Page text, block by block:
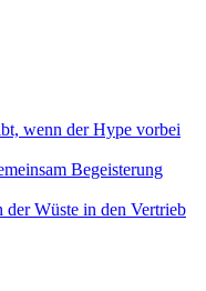
wenn der Hype vorbei
Begeisterung
Wüste in den Vertrieb